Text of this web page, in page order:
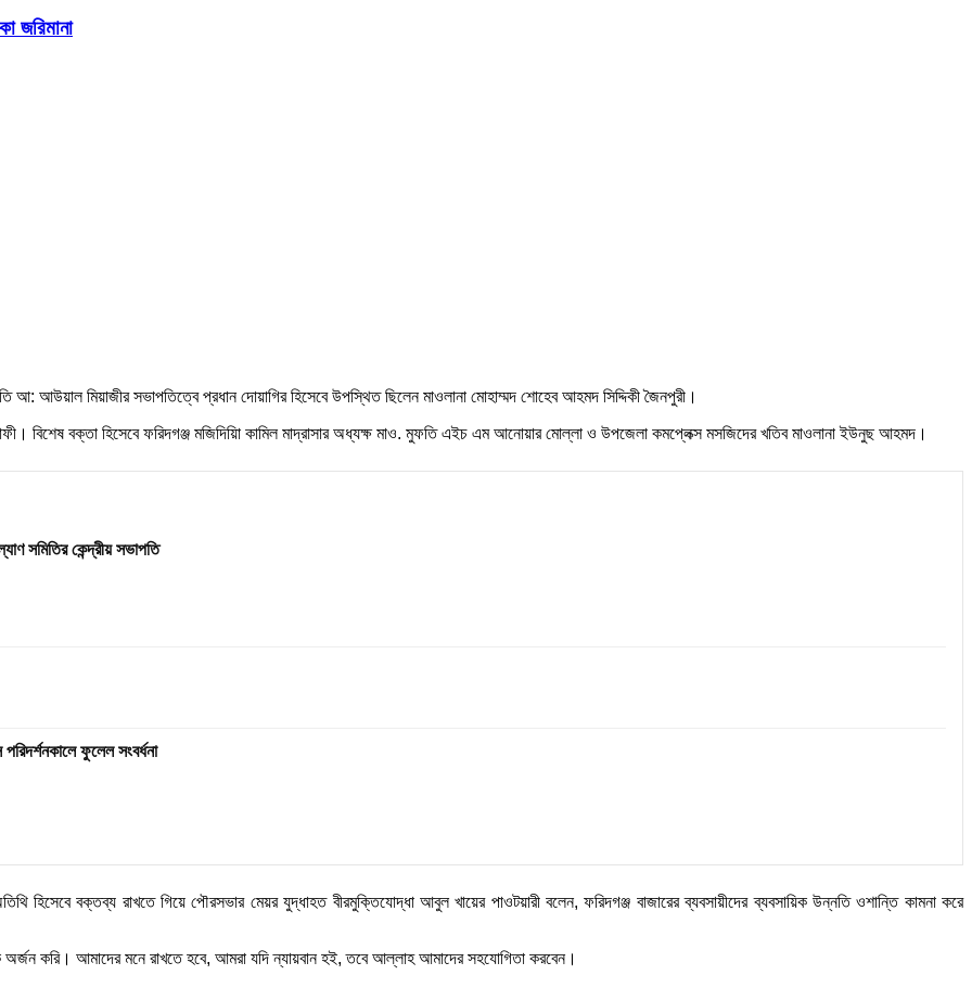
জরিমানা
আ: আউয়াল মিয়াজীর সভাপতিত্বে প্রধান দোয়াগির হিসেবে উপস্থিত ছিলেন মাওলানা মোহাম্মদ শোহেব আহমদ সিদ্দিকী জৈনপুরী।
বিশেষ বক্তা হিসেবে ফরিদগঞ্জ মজিদিয়িা কামিল মাদ্রাসার অধ্যক্ষ মাও. মুফতি এইচ এম আনোয়ার মোল্লা ও উপজেলা কমপ্লেক্স মসজিদের খতিব মাওলানা ইউনুছ আহমদ।
সমিতির কেন্দ্রীয় সভাপতি
ফুলেল সংবর্ধনা
হিসেবে বক্তব্য রাখতে গিয়ে পৌরসভার মেয়র যুদ্ধাহত বীরমুক্তিযোদ্ধা আবুল খায়ের পাওটয়ারী বলেন, ফরিদগঞ্জ বাজারের ব্যবসায়ীদের ব্যবসায়িক উন্নতি ওশান্তি কামনা করে
করি। আমাদের মনে রাখতে হবে, আমরা যদি ন্যায়বান হই, তবে আল্লাহ আমাদের সহযোগিতা করবেন।